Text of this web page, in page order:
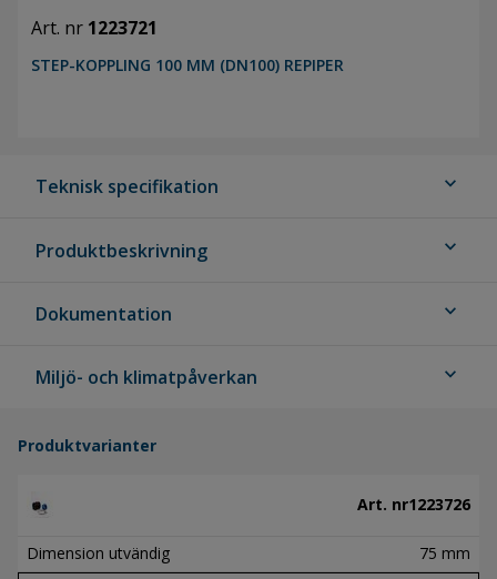
Art. nr 1223721
STEP-KOPPLING 100 MM (DN100) REPIPER
Teknisk specifikation expand_more
Produktbeskrivning expand_more
Dokumentation expand_more
Miljö- och klimatpåverkan expand_more
Produktvarianter
Art. nr1223726
Dimension utvändig 75 mm